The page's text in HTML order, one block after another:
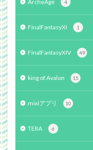
ArcheAge 4
FinalFantasyXI 1
FinalFantasyXIV 49
king of Avalon 15
mixiアプリ 10
TERA 6